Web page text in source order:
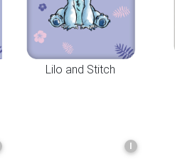
Lilo and Stitch
I